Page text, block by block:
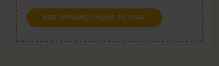
KØB TURBÅND ONLINE OG SPAR!